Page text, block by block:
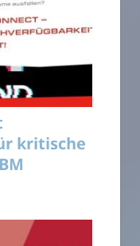
kritische